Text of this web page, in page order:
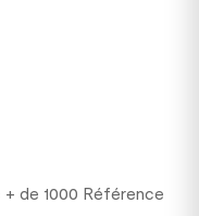
de 1000 Référence